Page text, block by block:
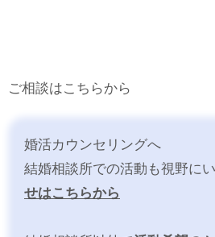
ご相談はこちらから
婚活カウンセリングへ
結婚相談所での活動も視野に
せはこちらから